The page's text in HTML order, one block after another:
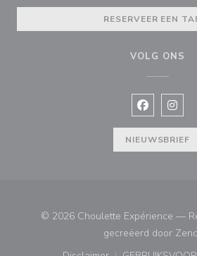
RESERVEER EEN
VOLG ONS
Facebook
NIEUWSBRIEF
© 2026 Choulette Expérience —
gecreëerd door